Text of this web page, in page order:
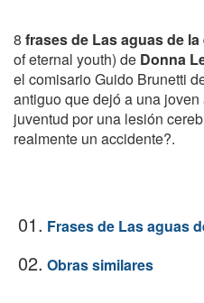
8 frases de Las aguas de
of eternal youth) de Donna
el comisario Guido Brunetti
antiguo que dejó a una
juventud por una lesión
realmente un accidente?.
01. Frases de Las aguas
02. Obras similares